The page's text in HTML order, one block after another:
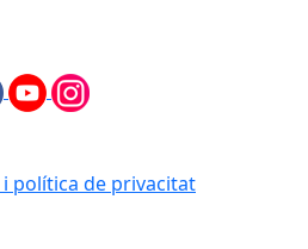
política de privacitat